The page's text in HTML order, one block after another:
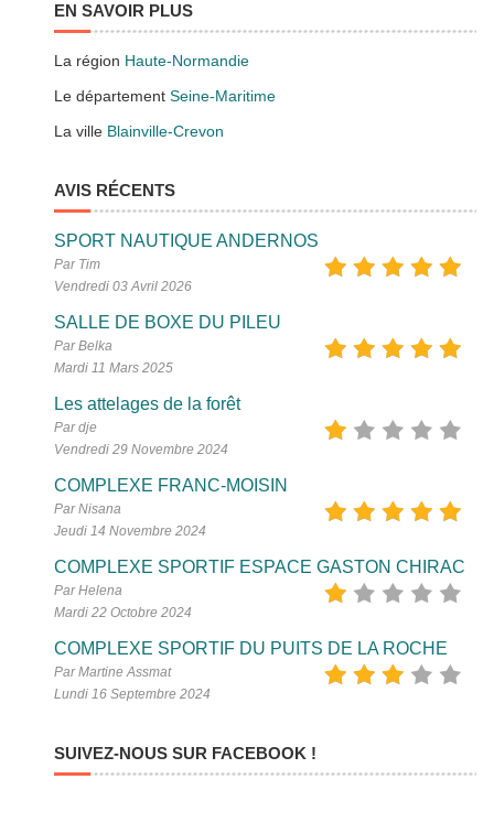
EN SAVOIR PLUS
La région Haute-Normandie
Le départementSeine-Maritime
La ville Blainville-Crevon
AVIS RÉCENTS
SPORT NAUTIQUE ANDERNOS
Par Tim
Vendredi 03 Avril 2026
SALLE DE BOXE DU PILEU
Par Belka
Mardi 11 Mars 2025
Les attelages de la forêt
Par dje
Vendredi 29 Novembre 2024
COMPLEXE FRANC-MOISIN
Par Nisana
Jeudi 14 Novembre 2024
COMPLEXE SPORTIF ESPACE GASTON CHIRAC
Par Helena
Mardi 22 Octobre 2024
COMPLEXE SPORTIF DU PUITS DE LA ROCHE
Par Martine Assmat
Lundi 16 Septembre 2024
SUIVEZ-NOUS SUR FACEBOOK !